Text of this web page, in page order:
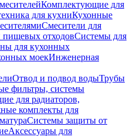
Комплектующие для
для кухниКухонные
Смесители для
пищевых отходовСистемы для
для кухонных
моекИнженерная
Отвод и подвод водыТрубы
фильтры, системы
для радиаторов,
комплекты для
Системы защиты от
Аксессуары для